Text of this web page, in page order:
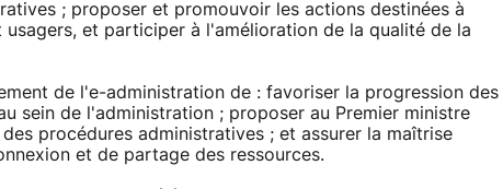
; proposer et promouvoir les actions destinées à
et participer à l'amélioration de la qualité de la
de l'e-administration de : favoriser la progression des
sein de l'administration ; proposer au Premier ministre
procédures administratives ; et assurer la maîtrise
et de partage des ressources.